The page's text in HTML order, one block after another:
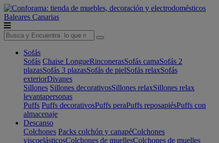
Baleares Canarias
Sofás
Sofás Chaise LongueRinconerasSofás camaSofás 2
plazasSofás 3 plazasSofás de pielSofás relaxSofás
exteriorDivanes
Sillones Sillones decorativosSillones relaxSillones relax
levantapersonas
Puffs Puffs decorativosPuffs peraPuffs reposapiésPuffs con
almacenaje
Descanso
Colchones Packs colchón y canapéColchones
viscoelásticosColchones de muellesColchones de muelles